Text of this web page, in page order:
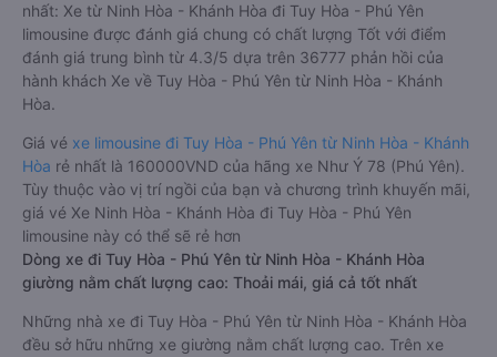
nhất: Xe từ Ninh Hòa - Khánh Hòa đi Tuy Hòa - Phú Yên
limousine được đánh giá chung có chất lượng Tốt với điểm
đánh giá trung bình từ 4.3/5 dựa trên 36777 phản hồi của
hành khách Xe về Tuy Hòa - Phú Yên từ Ninh Hòa - Khánh
Hòa.
Giá vé xe limousine đi Tuy Hòa - Phú Yên từ Ninh Hòa - Khánh
Hòa rẻ nhất là 160000VND của hãng xe Như Ý 78 (Phú Yên).
Tùy thuộc vào vị trí ngồi của bạn và chương trình khuyến mãi,
giá vé Xe Ninh Hòa - Khánh Hòa đi Tuy Hòa - Phú Yên
limousine này có thể sẽ rẻ hơn
Dòng xe đi Tuy Hòa - Phú Yên từ Ninh Hòa - Khánh Hòa
giường nằm chất lượng cao: Thoải mái, giá cả tốt nhất
Những nhà xe đi Tuy Hòa - Phú Yên từ Ninh Hòa - Khánh Hòa
đều sở hữu những xe giường nằm chất lượng cao. Trên xe